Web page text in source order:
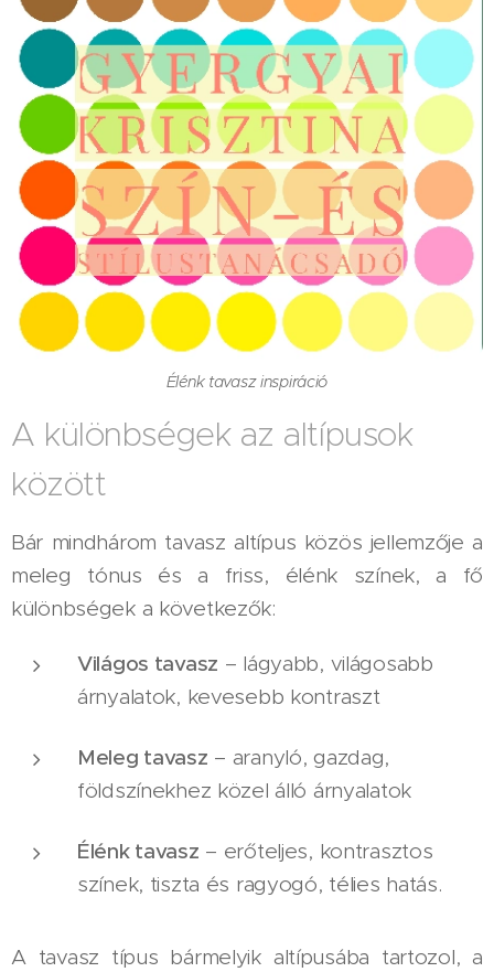
Élénk tavasz inspiráció
A különbségek az altípusok
között
Bár mindhárom tavasz altípus közös jellemzője a
meleg tónus és a friss, élénk színek, a fő
különbségek a következők:
Világos tavasz – lágyabb, világosabb
árnyalatok, kevesebb kontraszt
Meleg tavasz – aranyló, gazdag,
földszínekhez közel álló árnyalatok
Élénk tavasz – erőteljes, kontrasztos
színek, tiszta és ragyogó, télies hatás.
A tavasz típus bármelyik altípusába tartozol, a